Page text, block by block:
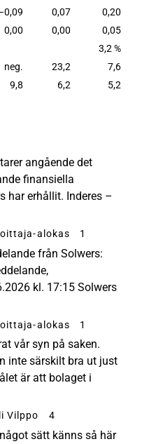
−0,09 0,07
0,20
0,00 0,00
0,05
3,2 %
neg. 23,2
7,6
9,8 6,2 5,2
angående det
finansiella
har erhållit. Inderes –
alokas 1
från Solwers:
kl. 17:15 Solwers
alokas 1
vår syn på saken.
inte särskilt bra ut just
är att bolaget i
Vilppo 4
sätt känns så här